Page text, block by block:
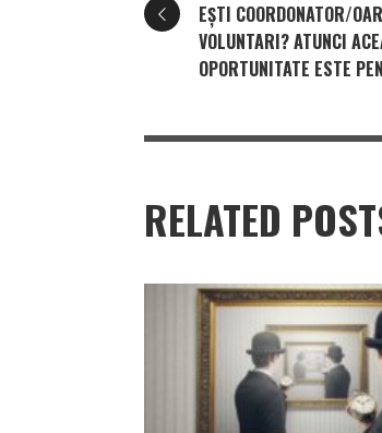
EȘTI COORDONATOR/
VOLUNTARI? ATUNCI
OPORTUNITATE ESTE
RELATED